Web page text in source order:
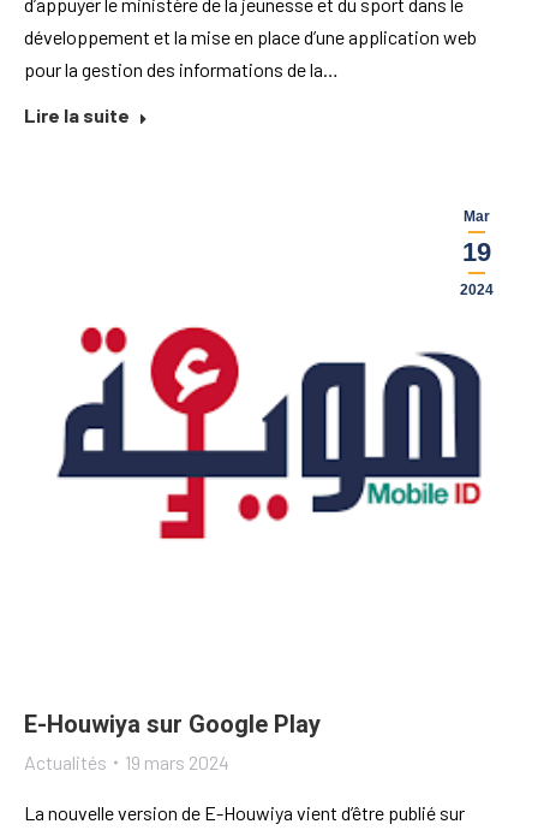
développement et la mise en place d’une application web
pour la gestion des informations de la…
Lire la suite
Mar
19
2024
E-Houwiya sur Google Play
Actualités 19 mars 2024
La nouvelle version de E-Houwiya vient d’être publié sur